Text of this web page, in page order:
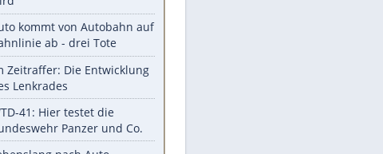
Was bei der Vogelfütterung
wirklich sinnvoll ist
"Infanti-No Go": Pressestimmen
Im Zeitraffer: Die Entwicklung
des Lenkrades